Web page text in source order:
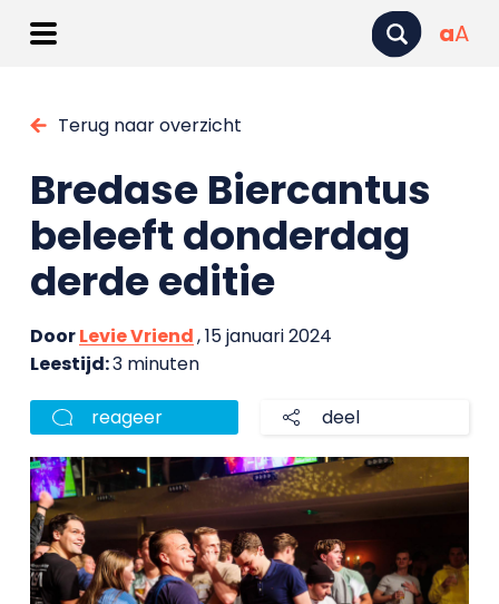
aA
Terug naar overzicht
Bredase Biercantus
beleeft donderdag
derde editie
DoorLevie Vriend, 15 januari 2024
Leestijd:3 minuten
reageer deel